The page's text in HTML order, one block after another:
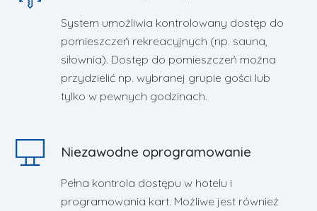
System umożliwia kontrolowany dostęp do
pomieszczeń rekreacyjnych (np. sauna,
siłownia). Dostęp do pomieszczeń można
przydzielić np. wybranej grupie gości lub
tylko w pewnych godzinach.
Niezawodne oprogramowanie
Pełna kontrola dostępu w hotelu i
programowania kart. Możliwe jest również